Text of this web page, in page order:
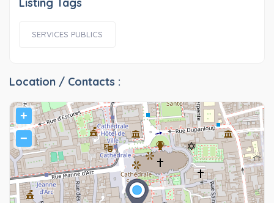
SERVICES PUBLICS
Location / Contacts :
+
−